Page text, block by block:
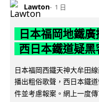
Lawton 1 日
日本福岡地鐵
西日本鐵道疑黑
日本福岡西鐵天神大牟田
播出粗俗歌聲，西日本鐵
件並考慮報案。網上一度